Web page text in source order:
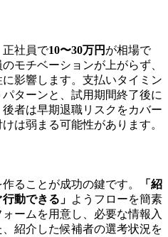
正社員で10〜30万円 が相場で
モチベーションが上がらず、
影響します。支払いタイミン
ターンと、試用期間終了後に
者は早期退職リスクをカバー
は弱まる可能性があります。
ることが成功の鍵です。
「紹
動できる」 ようフローを簡素
ームを用意し、必要な情報入
紹介した候補者の選考状況を